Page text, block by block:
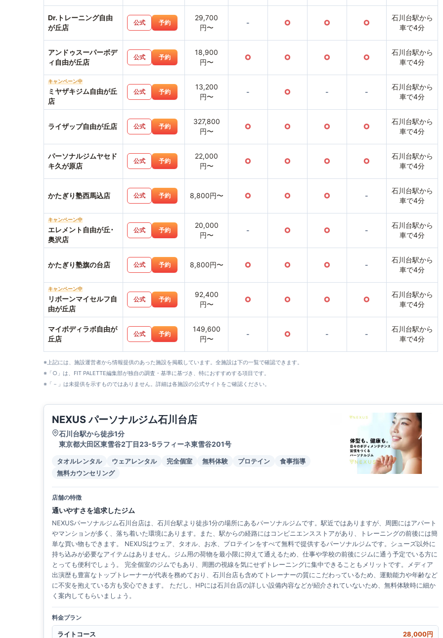
Dr.トレーニング自由
が丘店
公式 予約
29,700
円〜
- ○ ○ ○
石川台駅から
車で4分
アンドゥスーパーボデ
ィ自由が丘店
公式 予約
18,900
円〜
○ ○ ○ ○
石川台駅から
車で4分
キャンペーン中
ミヤザキジム自由が丘
店
公式 予約
13,200
円〜
- ○ - -
石川台駅から
車で4分
ライザップ自由が丘店 公式 予約
327,800
円〜
○ ○ ○ ○
石川台駅から
車で4分
パーソナルジムヤセド
キ久が原店
公式 予約
22,000
円〜
○ ○ ○ ○
石川台駅から
車で4分
かたぎり塾西馬込店 公式 予約 8,800円〜 ○ ○ ○ -
石川台駅から
車で4分
キャンペーン中
エレメント自由が丘･
奥沢店
公式 予約
20,000
円〜
- ○ ○ -
石川台駅から
車で4分
かたぎり塾旗の台店 公式 予約 8,800円〜 ○ ○ ○ -
石川台駅から
車で4分
キャンペーン中
リボーンマイセルフ自
由が丘店
公式 予約
92,400
円〜
○ ○ ○ ○
石川台駅から
車で4分
マイボディラボ自由が
丘店
公式 予約
149,600
円〜
- ○ - -
石川台駅から
車で4分
※上記には、施設運営者から情報提供のあった施設を掲載しています。全施設は下の一覧で確認できます。
※「○」は、FIT PALETTE編集部が独自の調査・基準に基づき、特におすすめする項目です。
※「－」は未提供を示すものではありません。詳細は各施設の公式サイトをご確認ください。
NEXUS パーソナルジム石川台店
石川台駅から徒歩1分
東京都大田区東雪谷2丁目23-5ラフィーネ東雪谷201号
タオルレンタル ウェアレンタル 完全個室 無料体験 プロテイン
食事指導
無料カウンセリング
店舗の特徴
通いやすさを追求したジム
NEXUSパーソナルジム石川台店は、石川台駅より徒歩1分の場所にあるパーソナルジムです。駅近ではありますが、周囲にはアパート
やマンションが多く、落ち着いた環境にあります。また、駅からの経路にはコンビニエンスストアがあり、トレーニングの前後には簡
単な買い物もできます。 NEXUSはウェア、タオル、お水、プロテインをすべて無料で提供するパーソナルジムです。シューズ以外に
持ち込みが必要なアイテムはありません。ジム用の荷物を最小限に抑えて通えるため、仕事や学校の前後にジムに通う予定でいる方に
とっても便利でしょう。 完全個室のジムでもあり、周囲の視線を気にせずトレーニングに集中できることもメリットです。メディア
出演歴も豊富なトップトレーナーが代表を務めており、石川台店も含めてトレーナーの質にこだわっているため、運動能力や年齢など
に不安を抱えている方も安心できます。 ただし、HPには石川台店の詳しい設備内容などが紹介されていないため、無料体験時に細か
く案内してもらいましょう。
料金プラン
ライトコース 28,000円